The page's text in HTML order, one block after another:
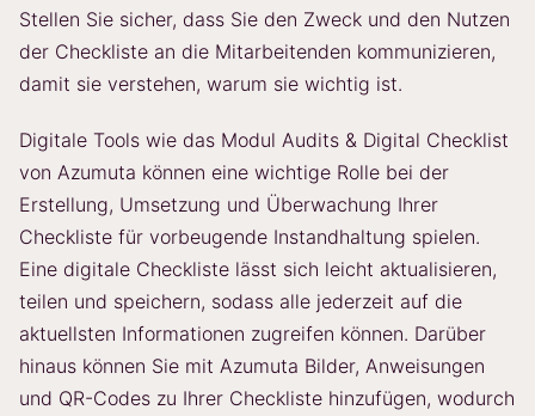
Stellen Sie sicher, dass Sie den Zweck und den Nutzen
der Checkliste an die Mitarbeitenden kommunizieren,
damit sie verstehen, warum sie wichtig ist.
Digitale Tools wie das Modul Audits & Digital Checklist
von Azumuta können eine wichtige Rolle bei der
Erstellung, Umsetzung und Überwachung Ihrer
Checkliste für vorbeugende Instandhaltung spielen.
Eine digitale Checkliste lässt sich leicht aktualisieren,
teilen und speichern, sodass alle jederzeit auf die
aktuellsten Informationen zugreifen können. Darüber
hinaus können Sie mit Azumuta Bilder, Anweisungen
und QR-Codes zu Ihrer Checkliste hinzufügen, wodurch